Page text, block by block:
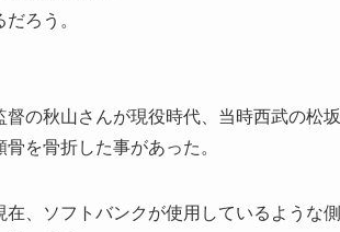
ろう。
の秋山さんが現役時代、当時西武の松坂
を骨折した事があった。
、ソフトバンクが使用しているような側